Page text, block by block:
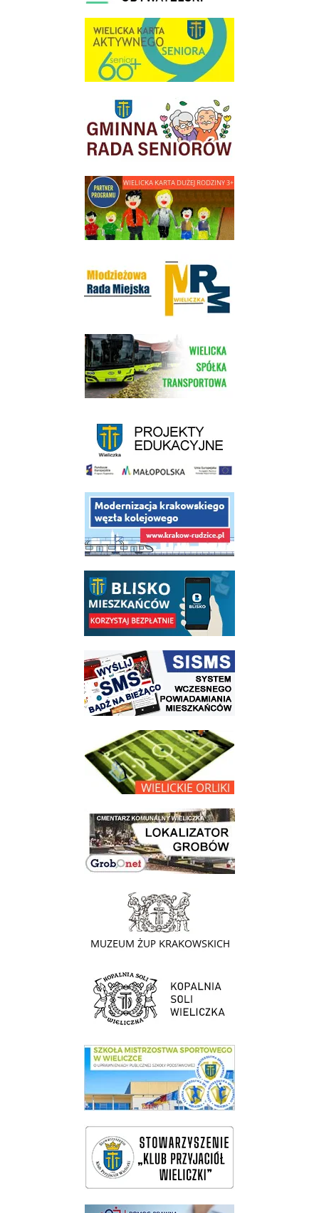
link do strony Wielicka Karta Aktywnego Seniora
link do strony Gminnej Rady Seniorow - Wieliczka
link do strony - Wielicka Karta Dużej Rodziny
link do strony Wielickiej Spółki Transportowej
link do opisu projektu budowy linii kolejowej Krakow Rudzice
link do opisu aplikacji - BLISKO, Gmina Wieliczka w aplikacji Blisko
link do strony systemu wczesnego ostrzegania mieszkańców SISMS
link do opisu projektu Wielickie Orliki
link do lokalizatora grobów na wielickim cmentarzu - grobnet
link do strony - Muzeum Żup Krakowskich Wieliczka
link do strony Kopalni Soli Wieliczka
link do SMS Wieliczka
wieliczka-wieliczanie na bis
pomoc prawna wieliczka